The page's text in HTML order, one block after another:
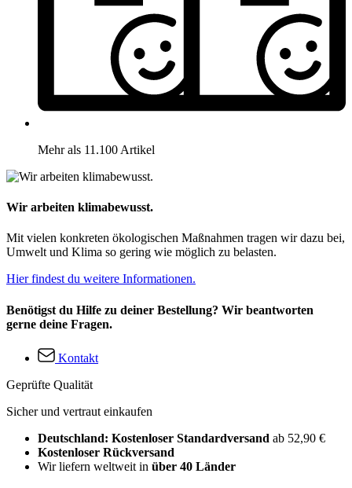
Mehr als 11.100 Artikel
Wir arbeiten klimabewusst.
Mit vielen konkreten ökologischen Maßnahmen tragen wir dazu bei,
Umwelt und Klima so gering wie möglich zu belasten.
Hier findest du weitere Informationen.
Benötigst du Hilfe zu deiner Bestellung? Wir beantworten
gerne deine Fragen.
Kontakt
Geprüfte Qualität
Sicher und vertraut einkaufen
Deutschland: Kostenloser Standardversand ab 52,90 €
Kostenloser Rückversand
Wir liefern weltweit in über 40 Länder